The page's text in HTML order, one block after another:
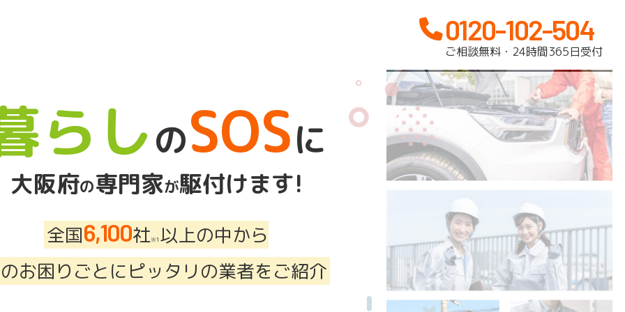
0120-102-504
ご相談無料・24時間365日受付
らしのSOSに
大阪府の専門家が駆付けます!
全国6,100社※1 以上の中から
お困りごとにピッタリの業者をご紹介